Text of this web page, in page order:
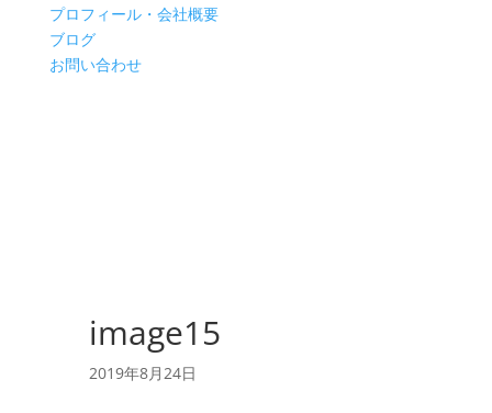
プロフィール・会社概要
ブログ
お問い合わせ
image15
2019年8月24日